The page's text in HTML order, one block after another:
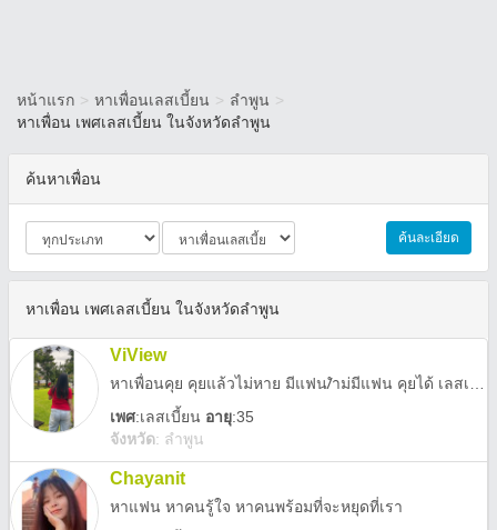
หน้าแรก > หาเพื่อนเลสเบี้ยน > ลำพูน >
หาเพื่อน เพศเลสเบี้ยน ในจังหวัดลำพูน
ค้นหาเพื่อน
ค้นละเอียด
หาเพื่อน เพศเลสเบี้ยน ในจังหวัดลำพูน
ViView
เพศ:เลสเบี้ยน อายุ:35
จังหวัด: ลำพูน
Chayanit
หาแฟน หาคนรู้ใจ หาคนพร้อมที่จะหยุดที่เรา